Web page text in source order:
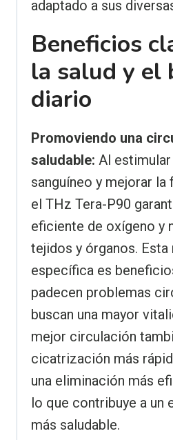
adaptado a sus
Beneficios
la salud y el
diario
Promoviendo una
saludable: Al
sanguíneo y mejorar la
el THz Tera-P90
eficiente de oxígeno y
tejidos y órganos. Esta
específica es
padecen problemas
buscan una mayor
mejor circulación
cicatrización más
una eliminación más
lo que contribuye a un
más saludable.